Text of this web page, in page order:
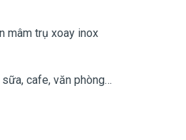
mâm trụ xoay inox
sữa, cafe, văn phòng…